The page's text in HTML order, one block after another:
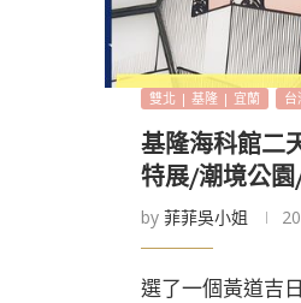
雙北 | 基隆 | 宜蘭 台
基隆海科館二
特展/潮境公
by 菲菲吳小姐
選了一個黃道吉